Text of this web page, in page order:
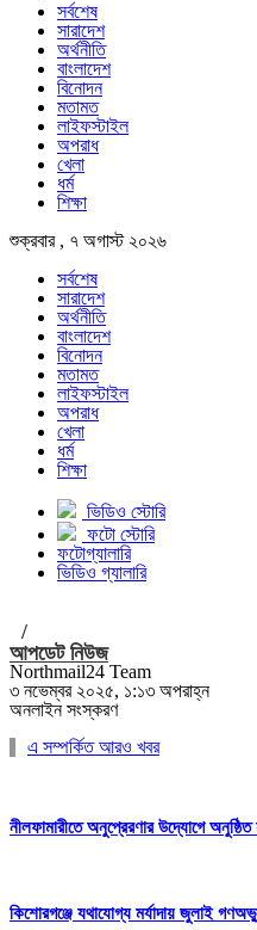
সর্বশেষ
সারাদেশ
অর্থনীতি
বাংলাদেশ
বিনোদন
মতামত
লাইফস্টাইল
অপরাধ
খেলা
ধর্ম
শিক্ষা
শুক্রবার , ৭ অগাস্ট ২০২৬
সর্বশেষ
সারাদেশ
অর্থনীতি
বাংলাদেশ
বিনোদন
মতামত
লাইফস্টাইল
অপরাধ
খেলা
ধর্ম
শিক্ষা
ভিডিও স্টোরি
ফটো স্টোরি
ফটোগ্যালারি
ভিডিও গ্যালারি
/
আপডেট নিউজ
Northmail24 Team
৩ নভেম্বর ২০২৫, ১:১৩ অপরাহ্ন
অনলাইন সংস্করণ
এ সম্পর্কিত আরও খবর
নীলফামারীতে অনুপ্রেরণার উদ্যোগে
কিশোরগঞ্জে যথাযোগ্য মর্যাদায় জুলাই